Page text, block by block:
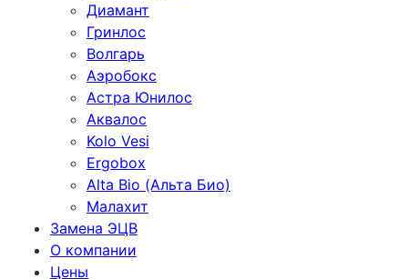
Диамант
Гринлос
Волгарь
Аэробокс
Астра Юнилос
Аквалос
Kolo Vesi
Ergobox
Alta Bio (Альта Био)
Малахит
Замена ЭЦВ
О компании
Цены